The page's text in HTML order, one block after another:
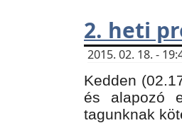
2. heti
2015. 02. 18. -
Kedden
és alapozó
tagunknak